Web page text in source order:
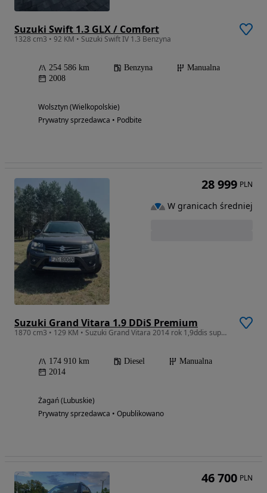
Suzuki Swift 1.3 GLX / Comfort
1328 cm3 • 92 KM • Suzuki Swift IV 1.3 Benzyna
254 586 km Benzyna
Manualna
2008
Wolsztyn (Wielkopolskie)
Prywatny sprzedawca • Podbite
Suzuki Grand Vitara 1.9 DDiS Premium
1870 cm3 • 129 KM • Suzuki Grand Vitara 2014 rok 1,9ddis super stan
174 910 km Diesel
Manualna
2014
Żagań (Lubuskie)
Prywatny sprzedawca • Opublikowano
28 999 PLN
W granicach średniej
46 700 PLN